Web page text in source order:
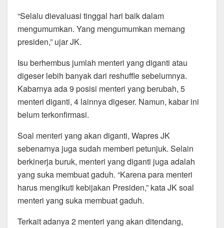
“Selalu dievaluasi tinggal hari baik dalam
mengumumkan. Yang mengumumkan memang
presiden,” ujar JK.
Isu berhembus jumlah menteri yang diganti atau
digeser lebih banyak dari reshuffle sebelumnya.
Kabarnya ada 9 posisi menteri yang berubah, 5
menteri diganti, 4 lainnya digeser. Namun, kabar ini
belum terkonfirmasi.
Soal menteri yang akan diganti, Wapres JK
sebenarnya juga sudah memberi petunjuk. Selain
berkinerja buruk, menteri yang diganti juga adalah
yang suka membuat gaduh. “Karena para menteri
harus mengikuti kebijakan Presiden,” kata JK soal
menteri yang suka membuat gaduh.
Terkait adanya 2 menteri yang akan ditendang,